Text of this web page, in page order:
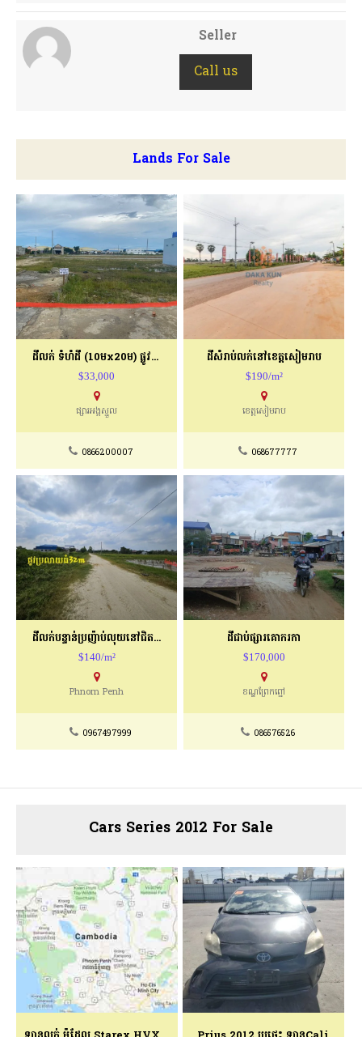
Seller
Call us
Lands For Sale
ដីលក់ ទំហំដី (10មx20ម) ផ្លូវបេតុង
$33,000
ផ្សារអង្គស្នួល
0866200007
ដីសំរាប់លក់នៅខេត្តសៀមរាប
$190/m²
ខេត្តសៀមរាប
068677777
ដីលក់បន្ទាន់ប្រញ៉ាប់លុយនៅជិតប្រលានថ្មី
$140/m²
Phnom Penh
0967497999
ដីជាប់ផ្សារគោករកា
$170,000
ខណ្ឌព្រែកព្នៅ
086576526
Cars Series 2012 For Sale